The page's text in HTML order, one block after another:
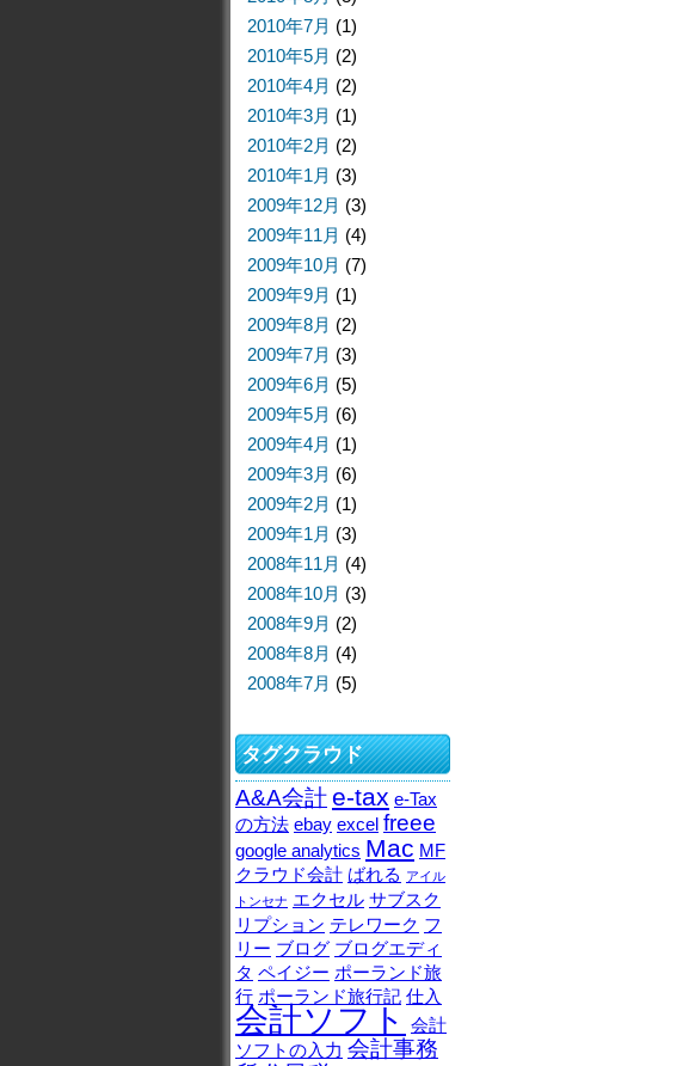
2010年7月 (1)
2010年5月 (2)
2010年4月 (2)
2010年3月 (1)
2010年2月 (2)
2010年1月 (3)
2009年12月 (3)
2009年11月 (4)
2009年10月 (7)
2009年9月 (1)
2009年8月 (2)
2009年7月 (3)
2009年6月 (5)
2009年5月 (6)
2009年4月 (1)
2009年3月 (6)
2009年2月 (1)
2009年1月 (3)
2008年11月 (4)
2008年10月 (3)
2008年9月 (2)
2008年8月 (4)
2008年7月 (5)
タグクラウド
A&A会計e-tax e-Tax
の方法 ebay excel freee
google analytics Mac MF
クラウド会計 ばれる アイル
トンセナ エクセル サブスク
リプション テレワーク フ
リー ブログ ブログエディ
タ ペイジー ポーランド旅
行 ポーランド旅行記 仕入
会計ソフト
会計
ソフトの入力 会計事務